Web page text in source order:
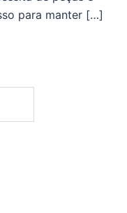
para manter […]